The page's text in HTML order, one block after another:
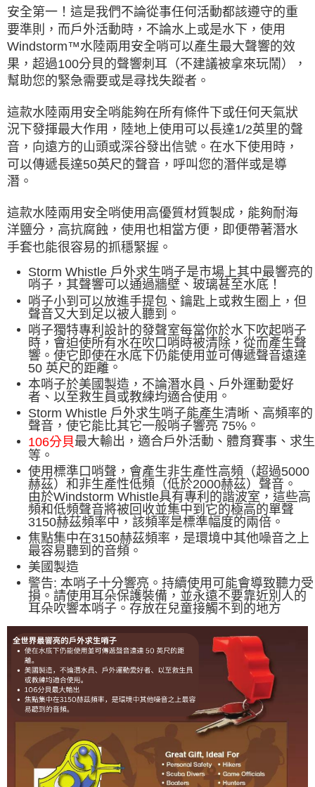
付款後門市自取
免運費
安全第一！這是我們不論從事任何活動都該遵守的重
要準則，而戶外活動時，不論水上或是水下，使用
Windstorm™水陸兩用安全哨可以產生最大聲響的效
果，超過100分貝的聲響刺耳（不建議被拿來玩鬧），
幫助您的緊急需要或是尋找失蹤者。
這款水陸兩用安全哨能夠在所有條件下或任何天氣狀
況下發揮最大作用，陸地上使用可以長達1/2英里的聲
音，向遠方的山頭或深谷發出信號。在水下使用時，
可以傳遞長達50英尺的聲音，呼叫您的潛伴或是導
潛。
這款水陸兩用安全哨使用高優質材質製成，能夠耐海
洋鹽分，高抗腐蝕，使用也相當方便，即便帶著潛水
手套也能很容易的抓穩緊握。
Storm Whistle 戶外求生哨子是市場上其中最響亮的
哨子，其聲響可以通過牆壁、玻璃甚至水底！
哨子小到可以放進手提包、鑰匙上或救生圈上，但
聲音又大到足以被人聽到 。
哨子獨特專利設計的發聲室每當你於水下吹起哨子
時，會迫使所有水在吹口哨時被清除，從而產生聲
響。使它即使在水底下仍能使用並可傳遞聲音遠達
50 英尺的距離 。
本哨子於美國製造，不論潛水員、戶外運動愛好
者、以至救生員或教練均適合使用 。
Storm Whistle 戶外求生哨子能產生清晰、高頻率的
聲音，使它能比其它一般哨子響亮 75% 。
106分貝最大輸出，適合戶外活動、體育賽事、求生
等 。
使用標準口哨聲，會產生非生產性高頻（超過5000
赫茲）和非生產性低頻（低於2000赫茲）聲音。
由於Windstorm Whistle具有專利的諧波室，這些高
頻和低頻聲音將被回收並集中到它的極高的單聲
3150赫茲頻率中，該頻率是標準幅度的兩倍。
焦點集中在3150赫茲頻率，是環境中其他噪音之上
最容易聽到的音頻。
美國製造
警告: 本哨子十分響亮。持續使用可能會導致聽力受
損。請使用耳朵保護裝備，並永遠不要靠近別人的
耳朵吹響本哨子。存放在兒童接觸不到的地方